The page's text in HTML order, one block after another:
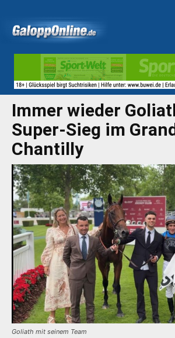
Immer wieder
Super-Sieg im
Chantilly
Goliath mit seinem Team